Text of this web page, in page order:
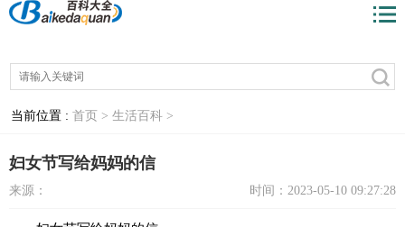
当前位置 : 首页 > 生活百科 >
妇女节写给妈妈的信
来源： 时间：2023-05-10 09:27:28